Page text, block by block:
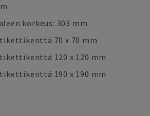
korkeus: 303 mm
70 x 70 mm
120 x 120 mm
190 x 190 mm